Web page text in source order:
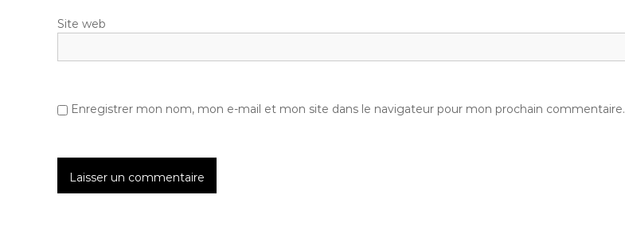
Site web
Enregistrer mon nom, mon e-mail et mon site dans le navigateur pour mon prochain commentaire.